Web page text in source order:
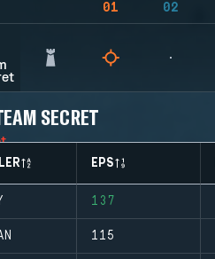
01 02
SECRET
EPS
137
115